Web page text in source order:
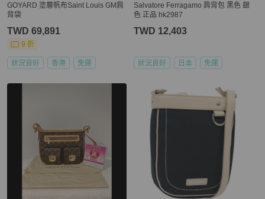
GOYARD 塗層帆布Saint Louis GM肩
背袋
TWD 69,891
9 折
狀況良好 香港 免運
Salvatore Ferragamo 肩背包 黑色 銀
色 正品 hk2987
TWD 12,403
狀況良好 日本 免運